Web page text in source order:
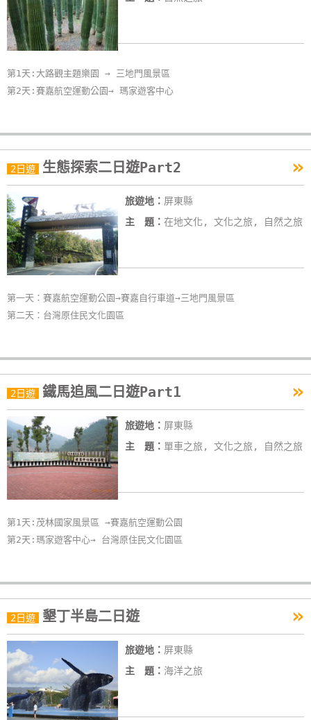
第1天:大路觀主題樂園 → 三地門風景區
第2天:賽嘉航空運動公園→ 瑪家遊客中心
2日遊 生態探索二日遊Part2 »
旅遊地： 屏東縣
主 題： 在地文化, 文化之旅, 自然之旅
第一天：賽嘉航空運動公園→賽嘉自行車道→三地門風景區
第二天：台灣原住民文化園區
2日遊 鐵馬追風二日遊Part1 »
旅遊地： 屏東縣
主 題： 單車之旅, 文化之旅, 自然之旅
第1天:茂林國家風景區 →賽嘉航空運動公園
第2天:瑪家遊客中心→ 台灣原住民文化園區
2日遊 墾丁半島二日遊 »
旅遊地： 屏東縣
主 題： 海洋之旅